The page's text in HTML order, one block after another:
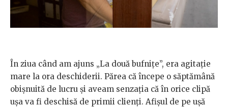
În ziua când am ajuns „La două bufnițe”, era agitație
mare la ora deschiderii. Părea că începe o săptămână
obișnuită de lucru și aveam senzația că în orice clipă
ușa va fi deschisă de primii clienți. Afișul de pe ușă